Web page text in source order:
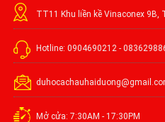
TT11 Khu liền kề Vinaconex 9B,
Hotline: 0904690212 -
Mở cửa: 7:30AM - 17:30PM